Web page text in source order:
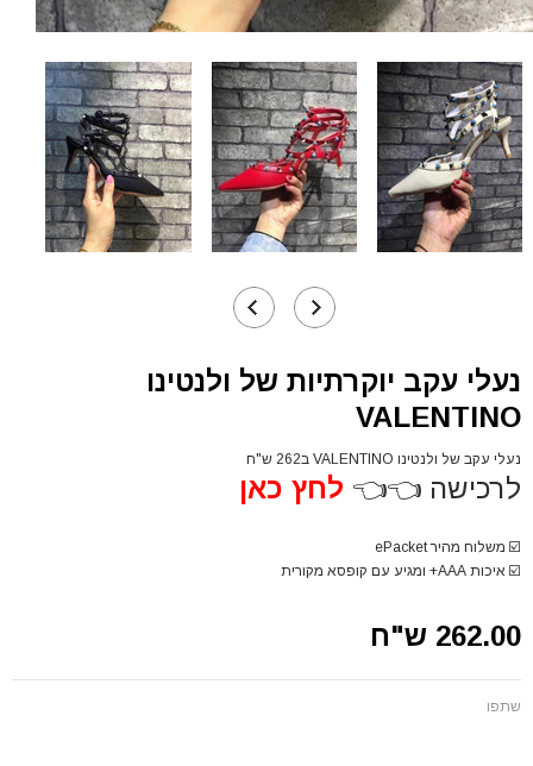
נעלי עקב יוקרתיות של ולנטינו
VALENTINO
נעלי עקב של ולנטינו VALENTINO ב262 ש"ח
לרכישה 👈👈 לחץ כאן
☑️ משלוח מהיר ePacket
☑️ איכות AAA+ ומגיע עם קופסא מקורית
262.00 ש"ח
שתפו